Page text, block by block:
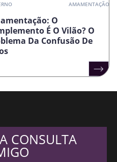
AMAMENTAÇÃO
O
É O Vilão? O
Da Confusão De
CONSULTA